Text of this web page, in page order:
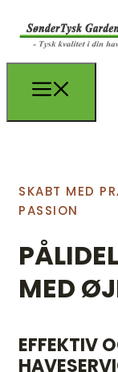
SKABT MED
PASSION
MED
EFFEKTIV